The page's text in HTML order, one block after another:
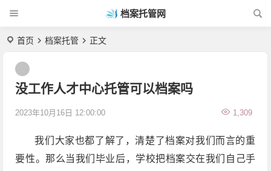
档案托管网
首页 档案托管 正文
没工作人才中心托管可以档案吗
2023年10月16日 12:00:00 1,309
我们大家也都了解了，清楚了档案对我们而言的重
要性。那么当我们毕业后，学校把档案交在我们自己手